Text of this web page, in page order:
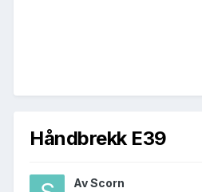
Håndbrekk E39
AvScorn